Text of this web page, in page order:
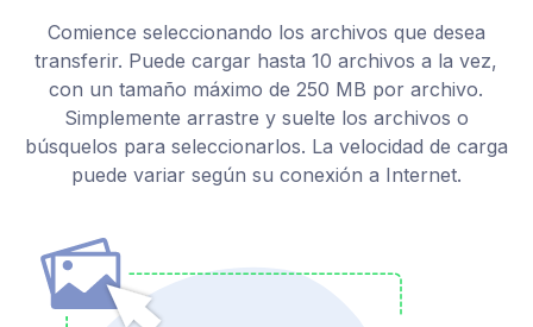
Comience seleccionando los archivos que desea
transferir. Puede cargar hasta 10 archivos a la vez,
con un tamaño máximo de 250 MB por archivo.
Simplemente arrastre y suelte los archivos o
búsquelos para seleccionarlos. La velocidad de carga
puede variar según su conexión a Internet.